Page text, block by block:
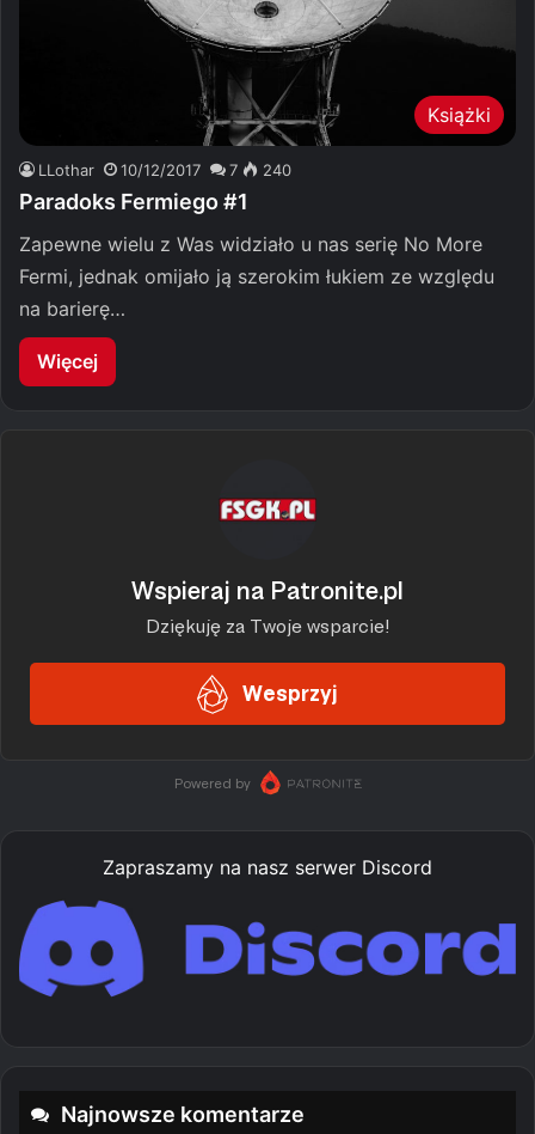
Książki
LLothar 10/12/2017 7 240
Paradoks Fermiego #1
Zapewne wielu z Was widziało u nas serię No More
Fermi, jednak omijało ją szerokim łukiem ze względu
na barierę…
Więcej
Zapraszamy na nasz serwer Discord
Najnowsze komentarze